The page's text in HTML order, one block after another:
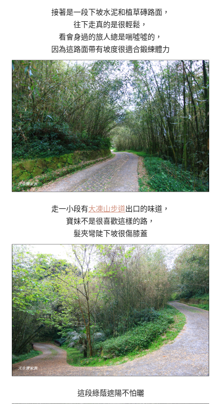
接著是一段下坡水泥和植草磚路面，
往下走真的是很輕鬆，
看會身過的旅人總是喘噓噓的，
因為這路面帶有坡度很適合鍛練體力
走一小段有大凍山步道出口的味道，
寶妹不是很喜歡這樣的路，
髮夾彎陡下坡很傷膝蓋
這段綠蔭遮陽不怕曬